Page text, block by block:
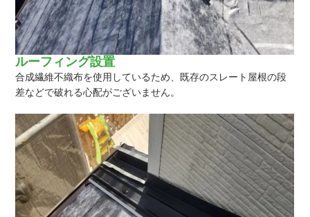
ルーフィング設置
合成繊維不織布を使用しているため、既存のスレート屋根の段
差などで破れる心配がございません。